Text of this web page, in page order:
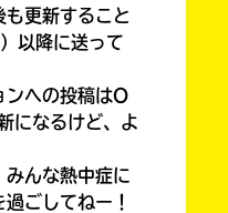
も更新すること
以降に送って
ンへの投稿はO
になるけど、よ
みんな熱中症に
ごしてねー！